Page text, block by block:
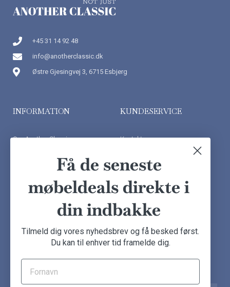
+45 31 14 92 48
info@anotherclassic.dk
Østre Gjesingvej 3, 6715 Esbjerg
INFORMATION
Om Another Classic
Handelsbetingelser
KUNDESERVICE
Kontakt os
Kundeudtalelser
Besøg showroom
Få de seneste
møbeldeals direkte i
din indbakke
Tilmeld dig vores nyhedsbrev og få besked først.
Du kan til enhver tid framelde dig.